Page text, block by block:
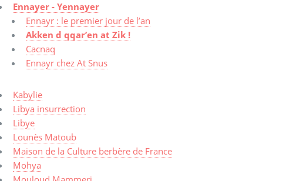
Ennayer - Yennayer
Ennayr : le premier jour de l’an
Akken d qqar’en at Zik !
Cacnaq
Ennayr chez At Snus
Kabylie
Libya insurrection
Libye
Lounès Matoub
Maison de la Culture berbère de France
Mohya